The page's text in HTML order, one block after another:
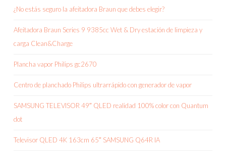
¿No estás seguro la afeitadora Braun que debes elegir?
Afeitadora Braun Series 9 9385cc Wet & Dry estación de limpieza y
carga Clean&Charge
Plancha vapor Philips gc2670
Centro de planchado Philips ultrarrápido con generador de vapor
SAMSUNG TELEVISOR 49″ QLED realidad 100% color con Quantum
dot
Televisor QLED 4K 163cm 65″ SAMSUNG Q64R IA